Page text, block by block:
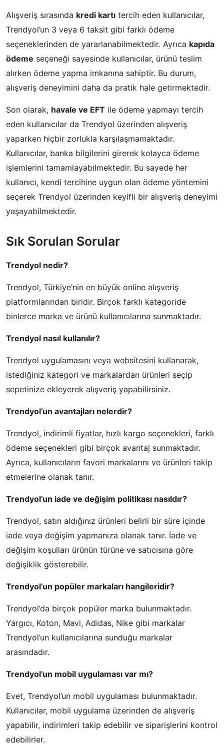
Alışveriş sırasında kredi kartı tercih eden kullanıcılar,
Trendyol’un 3 veya 6 taksit gibi farklı ödeme
seçeneklerinden de yararlanabilmektedir. Ayrıca kapıda
ödeme seçeneği sayesinde kullanıcılar, ürünü teslim
alırken ödeme yapma imkanına sahiptir. Bu durum,
alışveriş deneyimini daha da pratik hale getirmektedir.
Son olarak, havale ve EFT ile ödeme yapmayı tercih
eden kullanıcılar da Trendyol üzerinden alışveriş
yaparken hiçbir zorlukla karşılaşmamaktadır.
Kullanıcılar, banka bilgilerini girerek kolayca ödeme
işlemlerini tamamlayabilmektedir. Bu sayede her
kullanıcı, kendi tercihine uygun olan ödeme yöntemini
seçerek Trendyol üzerinden keyifli bir alışveriş deneyimi
yaşayabilmektedir.
Sık Sorulan Sorular
Trendyol nedir?
Trendyol, Türkiye’nin en büyük online alışveriş
platformlarından biridir. Birçok farklı kategoride
binlerce marka ve ürünü kullanıcılarına sunmaktadır.
Trendyol nasıl kullanılır?
Trendyol uygulamasını veya websitesini kullanarak,
istediğiniz kategori ve markalardan ürünleri seçip
sepetinize ekleyerek alışveriş yapabilirsiniz.
Trendyol’un avantajları nelerdir?
Trendyol, indirimli fiyatlar, hızlı kargo seçenekleri, farklı
ödeme seçenekleri gibi birçok avantaj sunmaktadır.
Ayrıca, kullanıcıların favori markalarını ve ürünleri takip
etmelerine olanak tanır.
Trendyol’un iade ve değişim politikası nasıldır?
Trendyol, satın aldığınız ürünleri belirli bir süre içinde
iade veya değişim yapmanıza olanak tanır. İade ve
değişim koşulları ürünün türüne ve satıcısına göre
değişiklik gösterebilir.
Trendyol’un popüler markaları hangileridir?
Trendyol’da birçok popüler marka bulunmaktadır.
Yargıcı, Koton, Mavi, Adidas, Nike gibi markalar
Trendyol’un kullanıcılarına sunduğu markalar
arasındadır.
Trendyol’un mobil uygulaması var mı?
Evet, Trendyol’un mobil uygulaması bulunmaktadır.
Kullanıcılar, mobil uygulama üzerinden de alışveriş
yapabilir, indirimleri takip edebilir ve siparişlerini kontrol
edebilirler.